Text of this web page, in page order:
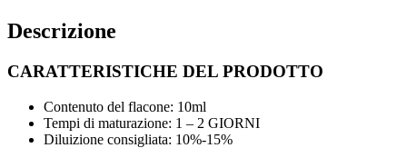
Descrizione
CARATTERISTICHE DEL PRODOTTO
Contenuto del flacone: 10ml
Tempi di maturazione: 1 – 2 GIORNI
Diluizione consigliata: 10%-15%